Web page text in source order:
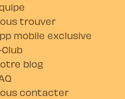
trouver
mobile exclusive
Club
blog
contacter